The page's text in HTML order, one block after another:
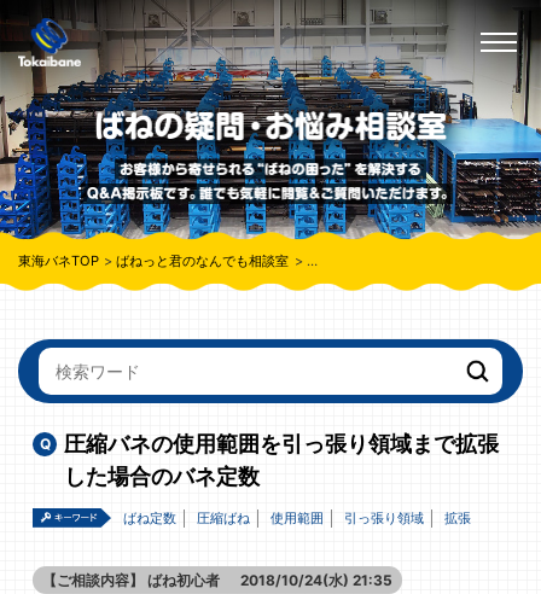
東海バネTOP ばねっと君のなんでも相談室 圧縮バネの使用範囲を引っ張り領域ま
圧縮バネの使用範囲を引っ張り領域まで拡張
した場合のバネ定数
ばね定数 圧縮ばね 使用範囲 引っ張り領域 拡張
【ご相談内容】 ばね初心者 2018/10/24(水) 21:35